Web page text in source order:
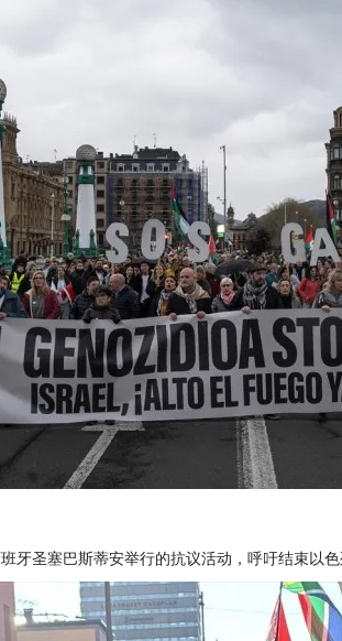
牙圣塞巴斯蒂安举行的抗议活动，呼吁结束以